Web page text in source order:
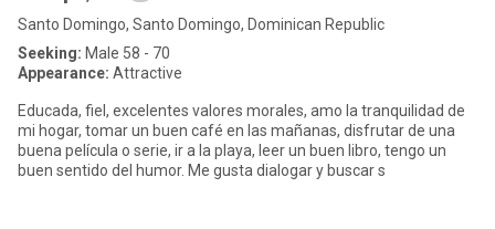
Santo Domingo, Santo Domingo, Dominican Republic
Seeking: Male 58 - 70
Appearance: Attractive
Educada, fiel, excelentes valores morales, amo la tranquilidad de
mi hogar, tomar un buen café en las mañanas, disfrutar de una
buena película o serie, ir a la playa, leer un buen libro, tengo un
buen sentido del humor. Me gusta dialogar y buscar s